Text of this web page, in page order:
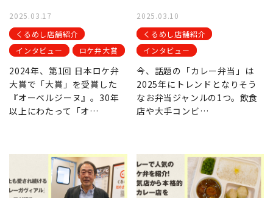
2025.03.17
くるめし店舗紹介
インタビュー
ロケ弁大賞
2024年、第1回 日本ロケ弁
大賞で「大賞」を受賞した
『オーベルジーヌ』。30年
以上にわたって「オ…
2025.03.10
くるめし店舗紹介
インタビュー
今、話題の「カレー弁当」は
2025年にトレンドとなりそう
なお弁当ジャンルの1つ。飲食
店や大手コンビ…